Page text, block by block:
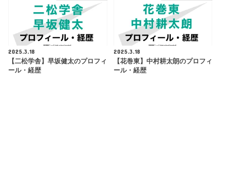
2025.3.18
【二松学舎】早坂健太のプロフィ
ール・経歴
2025.3.18
【花巻東】中村耕太朗のプロフィ
ール・経歴